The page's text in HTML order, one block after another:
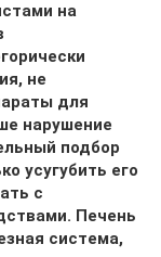
на
не
для
нарушение
подбор
усугубить его
с
Печень
система,